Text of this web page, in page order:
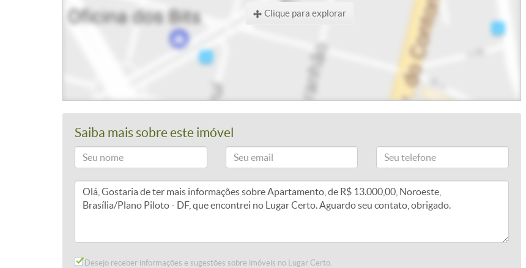
Clique para explorar
Saiba mais sobre este imóvel
Desejo receber informações e sugestões sobre imóveis no Lugar Certo.